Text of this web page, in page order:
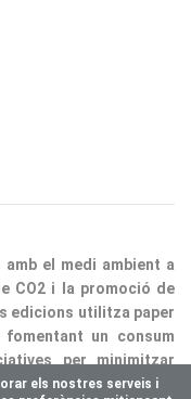
edicions utilitza paper
un consum
per minimitzar
així la nostra
els nostres serveis i